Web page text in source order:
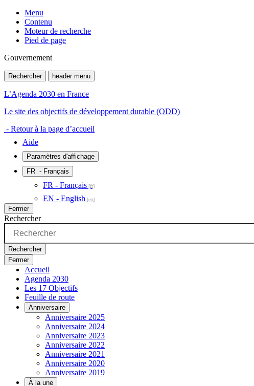
Menu
Contenu
Moteur de recherche
Pied de page
Gouvernement
Rechercher header menu
L’Agenda 2030 en France
Le site des objectifs de développement durable (ODD)
- Retour à la page d’accueil
Aide
Paramètres d'affichage
FR - Français
FR - Français
EN - English
Fermer
Rechercher
Rechercher
Fermer
Accueil
Agenda 2030
Les 17 Objectifs
Feuille de route
Anniversaire
Anniversaire 2025
Anniversaire 2024
Anniversaire 2023
Anniversaire 2022
Anniversaire 2021
Anniversaire 2020
Anniversaire 2019
À la une